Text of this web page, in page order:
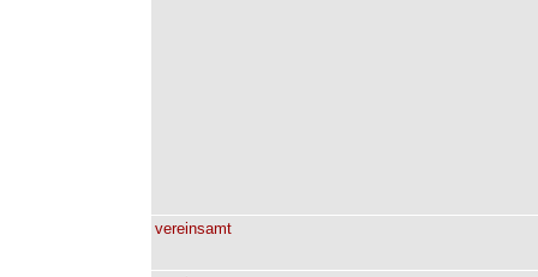
vereinsamt